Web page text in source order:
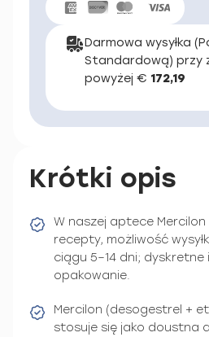
Darmowa wysyłka
Standardową) przy
powyżej € 172,19
Krótki opis
W naszej aptece
recepty, możliwość
ciągu 5–14 dni; dyskretne
opakowanie.
Mercilon (desogestrel +
stosuje się jako doustna